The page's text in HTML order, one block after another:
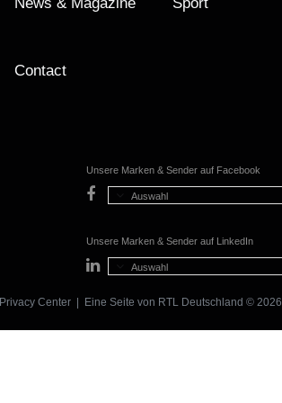
Contact
Unsere Marken & Sender auf Facebook
Auswahl
Unsere Marken & Sender auf LinkedIn
Auswahl
Privacy Center | Eine Seite von RTL Deutschland © 2026